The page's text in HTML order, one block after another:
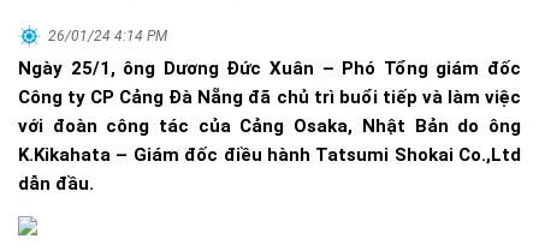
26/01/24 4:14 PM
Ngày 25/1, ông Dương Đức Xuân – Phó Tổng giám đốc
Công ty CP Cảng Đà Nẵng đã chủ trì buổi tiếp và làm việc
với đoàn công tác của Cảng Osaka, Nhật Bản do ông
K.Kikahata – Giám đốc điều hành Tatsumi Shokai Co.,Ltd
dẫn đầu.